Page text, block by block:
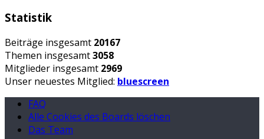
Statistik
Beiträge insgesamt 20167
Themen insgesamt3058
Mitglieder insgesamt 2969
Unser neuestes Mitglied: bluescreen
FAQ
Alle Cookies des Boards löschen
Das Team